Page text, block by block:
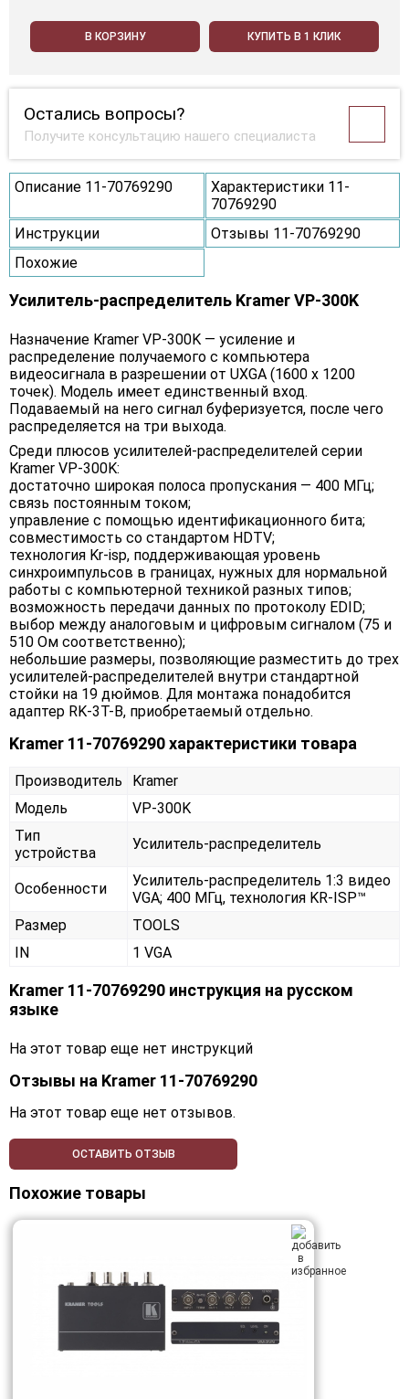
В КОРЗИНУ КУПИТЬ В 1 КЛИК
Остались вопросы?
Получите консультацию нашего специалиста
Описание 11-70769290
Характеристики 11-
70769290
Инструкции
Отзывы 11-70769290
Похожие
Усилитель-распределитель Kramer VP-300K
Назначение Kramer VP-300K — усиление и
распределение получаемого с компьютера
видеосигнала в разрешении от UXGA (1600 x 1200
точек). Модель имеет единственный вход.
Подаваемый на него сигнал буферизуется, после чего
распределяется на три выхода.
Среди плюсов усилителей-распределителей серии
Kramer VP-300K:
достаточно широкая полоса пропускания — 400 МГц;
связь постоянным током;
управление с помощью идентификационного бита;
совместимость со стандартом HDTV;
технология Kr-isp, поддерживающая уровень
синхроимпульсов в границах, нужных для нормальной
работы с компьютерной техникой разных типов;
возможность передачи данных по протоколу EDID;
выбор между аналоговым и цифровым сигналом (75 и
510 Ом соответственно);
небольшие размеры, позволяющие разместить до трех
усилителей-распределителей внутри стандартной
стойки на 19 дюймов. Для монтажа понадобится
адаптер RK-3T-B, приобретаемый отдельно.
Kramer 11-70769290 характеристики товара
Производитель
Kramer
Модель
VP-300K
Тип
устройства
Усилитель-распределитель
Особенности
Усилитель-распределитель 1:3 видео
VGA; 400 МГц, технология KR-ISP™
Размер
TOOLS
IN
1 VGA
Kramer 11-70769290 инструкция на русском
языке
На этот товар еще нет инструкций
Отзывы на Kramer 11-70769290
На этот товар еще нет отзывов.
ОСТАВИТЬ ОТЗЫВ
Похожие товары